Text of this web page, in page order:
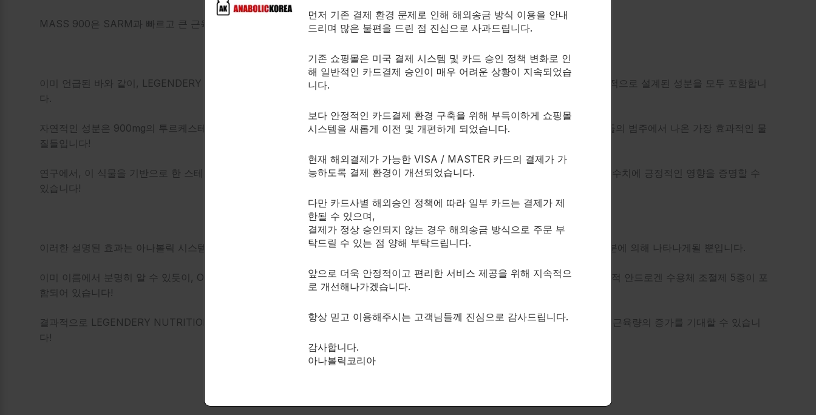
MASS 900은 SARM과 빠르고 큰 근육 및 근력 강화를 위한 천연 성분들의 독특한 조합으로 제조된 강력한 제품입니다!
이미 언급된 바와 같이, LEGENDERY NUTRITION사의 MASS 900 포뮬라는 근력과 근육량을 증가시키기 위해 자연적이고 호르몬적으로 설계된 성분을 모두 포함합니
다.
자연적인 성분은 900mg의 투르케스테론, 300mg의 엑디스테론, 150mg의 락소스테론으로, 지금까지 자연적인 근육을 만드는 사람들의 범주에서 나온 가장 효과적인 물
질들입니다!
연구에서, 이 식물을 기반으로 한 스테로이드는 가속화된 단백질 생합성, 힘과 근육량의 상당한 증가, 그리고 자연적인 테스토스테론 수치에 긍정적인 영향을 증명할 수
있습니다!
이러한 설명된 효과는 아나볼릭 시스템(Sarms Anabolic System)에서 MASS 900을 위해 LEGENDERY NUTRITION가 결합한 성분에 의해 나타나게될 뿐입니다.
이미 이름에서 분명히 알 수 있듯이, Ostarine, RAD-140, 리간드롤 및 아나모렐린 및 이부타모렌과 함께 가장 인기 있고 검증된 선택적 안드로겐 수용체 조절제 5종이 포
함되어 있습니다!
결과적으로 LEGENDERY NUTRITION사의 MASS 900의 사용자는 순수하게 자연적인 성분으로는 불가능한 강도와 드라이한 순수 근육량의 증가를 기대할 수 있습니
다!
먼저 기존 결제 환경 문제로 인해 해외송금 방식 이용을 안내
드리며 많은 불편을 드린 점 진심으로 사과드립니다.
기존 쇼핑몰은 미국 결제 시스템 및 카드 승인 정책 변화로 인
해 일반적인 카드결제 승인이 매우 어려운 상황이 지속되었습
니다.
보다 안정적인 카드결제 환경 구축을 위해 부득이하게 쇼핑몰
시스템을 새롭게 이전 및 개편하게 되었습니다.
현재 해외결제가 가능한 VISA / MASTER 카드의 결제가 가
능하도록 결제 환경이 개선되었습니다.
다만 카드사별 해외승인 정책에 따라 일부 카드는 결제가 제
한될 수 있으며,
결제가 정상 승인되지 않는 경우 해외송금 방식으로 주문 부
탁드릴 수 있는 점 양해 부탁드립니다.
앞으로 더욱 안정적이고 편리한 서비스 제공을 위해 지속적으
로 개선해나가겠습니다.
항상 믿고 이용해주시는 고객님들께 진심으로 감사드립니다.
감사합니다.
아나볼릭코리아